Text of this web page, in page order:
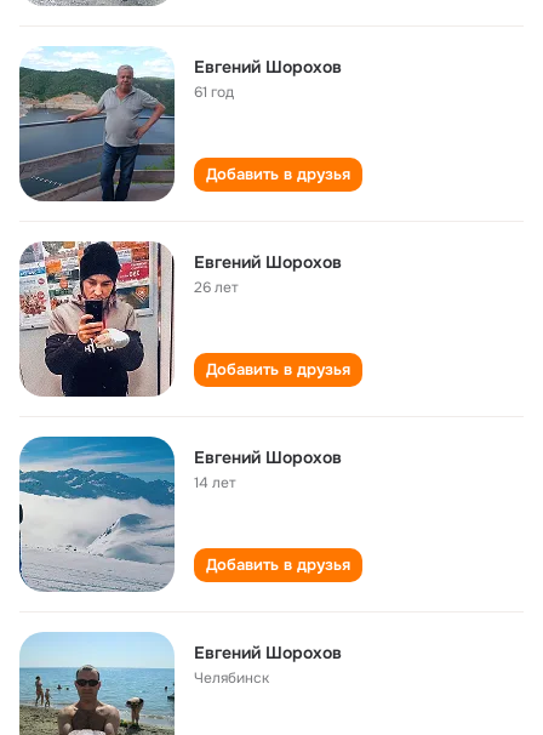
Евгений Шорохов
61 год
Добавить в друзья
Евгений Шорохов
26 лет
Добавить в друзья
Евгений Шорохов
14 лет
Добавить в друзья
Евгений Шорохов
Челябинск